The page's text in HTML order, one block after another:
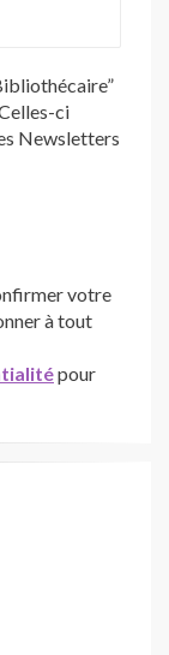
ci
Newsletters
votre
à tout
pour